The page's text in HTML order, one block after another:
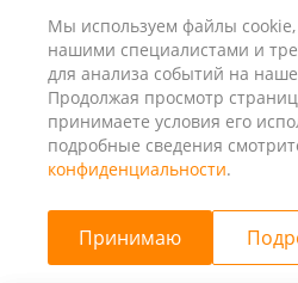
Мы используем файлы
нашими специалистами и
для анализа событий на
Продолжая просмотр
принимаете условия его
подробные сведения
конфиденциальности.
Принимаю